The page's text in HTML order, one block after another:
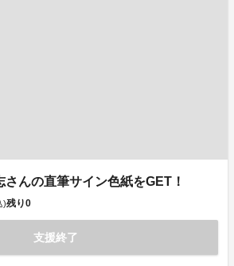
さんの直筆サイン色紙をGET！
)残り0
支援終了